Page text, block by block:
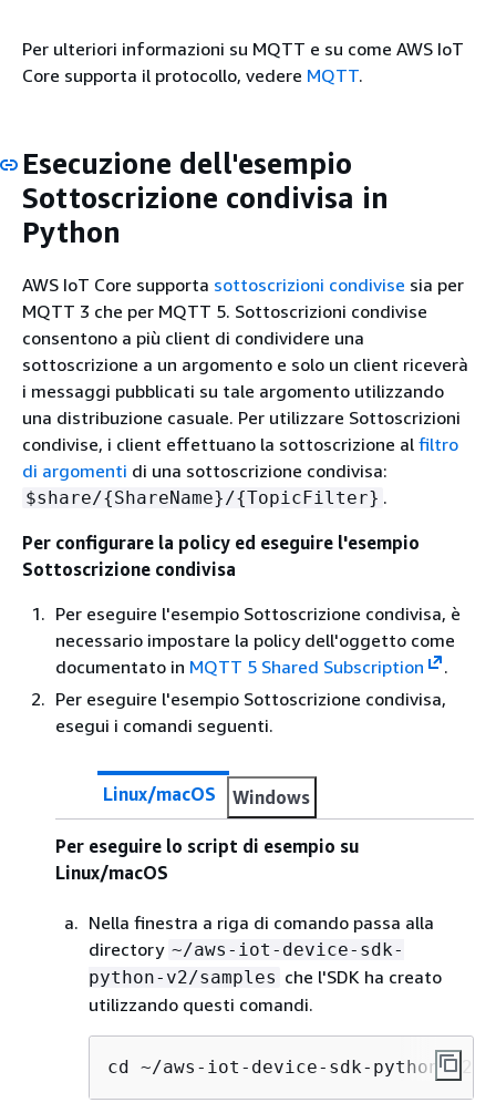
Per ulteriori informazioni su MQTT e su come AWS IoT
Core supporta il protocollo, vedere MQTT.
Esecuzione dell'esempio
Sottoscrizione condivisa in
Python
AWS IoT Core supporta sottoscrizioni condivise sia per
MQTT 3 che per MQTT 5. Sottoscrizioni condivise
consentono a più client di condividere una
sottoscrizione a un argomento e solo un client riceverà
i messaggi pubblicati su tale argomento utilizzando
una distribuzione casuale. Per utilizzare Sottoscrizioni
condivise, i client effettuano la sottoscrizione al filtro
di argomenti di una sottoscrizione condivisa:
$share/{ShareName}/{TopicFilter} .
Per configurare la policy ed eseguire l'esempio
Sottoscrizione condivisa
Per eseguire l'esempio Sottoscrizione condivisa, è
necessario impostare la policy dell'oggetto come
documentato in MQTT 5 Shared Subscription
.
Per eseguire l'esempio Sottoscrizione condivisa,
esegui i comandi seguenti.
Linux/macOS Windows
Per eseguire lo script di esempio su
Linux/macOS
Nella finestra a riga di comando passa alla
directory ~/aws-iot-device-sdk-
python-v2/samples che l'SDK ha creato
utilizzando questi comandi.
cd ~/aws-iot-device-sdk-python-v2/